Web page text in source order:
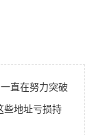
直在努力突破
些地址亏损持